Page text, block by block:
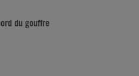
du gouffre